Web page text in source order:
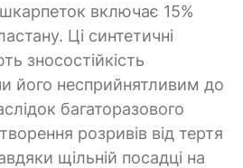
включає 15%
Ці синтетичні
зносостійкість
його несприйнятливим до
багаторазового
розривів від тертя
щільній посадці на